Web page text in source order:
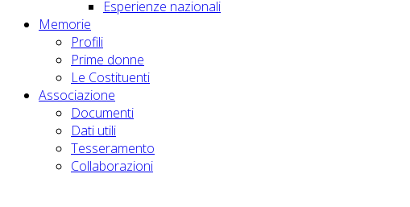
Esperienze nazionali
Memorie
Profili
Prime donne
Le Costituenti
Associazione
Documenti
Dati utili
Tesseramento
Collaborazioni